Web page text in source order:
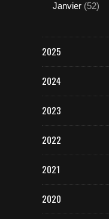
Janvier (52)
2025
2024
2023
2022
2021
2020